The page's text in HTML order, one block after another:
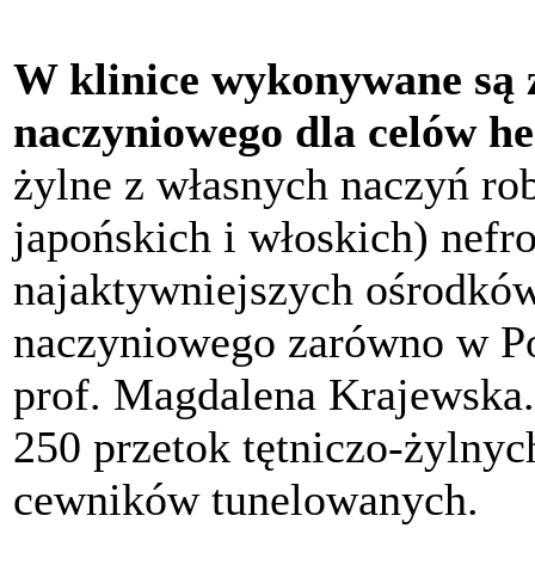
W klinice wykonywane są
naczyniowego dla celów
żylne z własnych naczyń
japońskich i włoskich)
najaktywniejszych
naczyniowego zarówno w
prof. Magdalena
250 przetok tętniczo-
cewników tunelowanych.